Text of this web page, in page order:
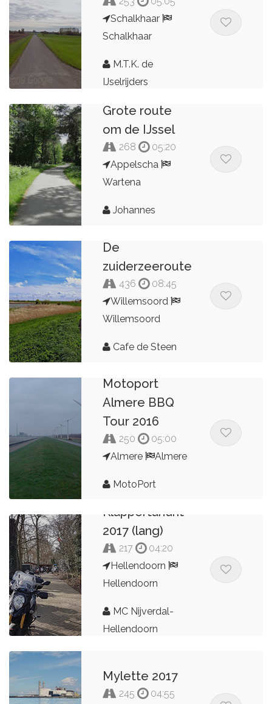
Schalkhaar
Schalkhaar
M.T.K. de
IJselrijders
Grote route
om de IJssel
268
05:20
Appelscha
Wartena
Johannes
De
zuiderzeeroute
436
08:45
Willemsoord
Willemsoord
Cafe de Steen
Motoport
Almere BBQ
Tour 2016
250
05:00
Almere
Almere
MotoPort
Klappertandrit
2017 (lang)
217
04:20
Hellendoorn
Hellendoorn
MC Nijverdal-
Hellendoorn
Mylette 2017
245
04:55